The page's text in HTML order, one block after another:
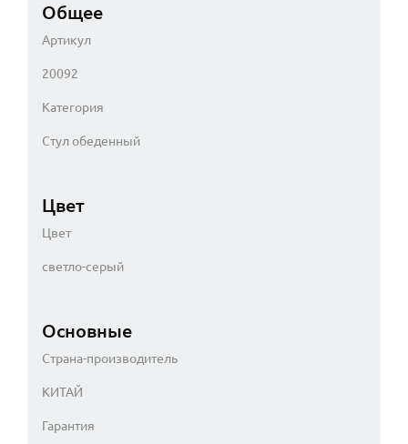
Общее
Артикул
20092
Категория
Стул обеденный
Цвет
Цвет
светло-серый
Основные
Страна-производитель
КИТАЙ
Гарантия